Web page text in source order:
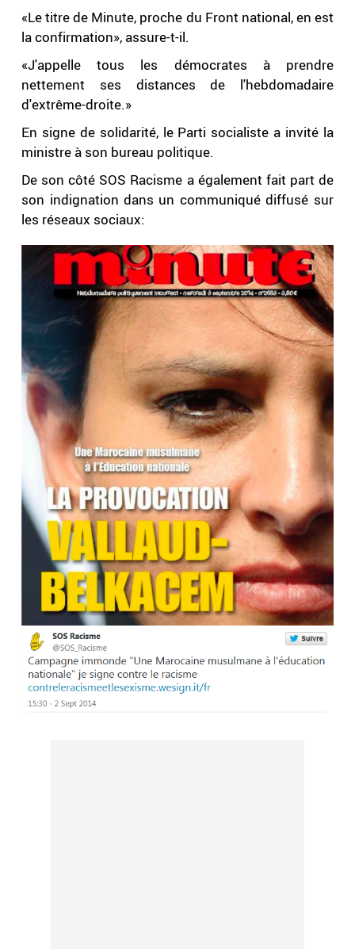
«Le titre de Minute, proche du Front national, en est
la confirmation», assure-t-il.
«J'appelle tous les démocrates à prendre
nettement ses distances de l'hebdomadaire
d'extrême-droite.»
En signe de solidarité, le Parti socialiste a invité la
ministre à son bureau politique.
De son côté SOS Racisme a également fait part de
son indignation dans un communiqué diffusé sur
les réseaux sociaux: